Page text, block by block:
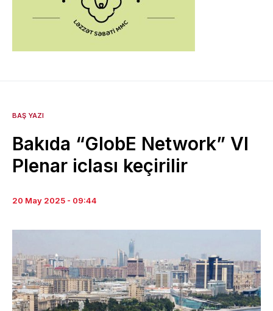
BAŞ YAZI
Bakıda “GlobE Network” VI
Plenar iclası keçirilir
20 May 2025 - 09:44